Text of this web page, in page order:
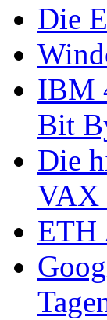
Die
IBM
Bit
Die
VAX
ETH